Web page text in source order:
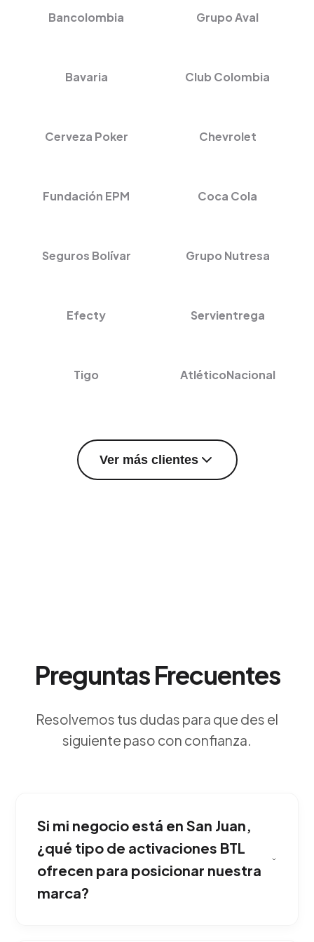
Bancolombia Grupo Aval
Bavaria Club Colombia
Cerveza Poker Chevrolet
Fundación EPM Coca Cola
Seguros Bolívar Grupo Nutresa
Efecty Servientrega
Tigo AtléticoNacional
Ver más clientes
Preguntas Frecuentes
Resolvemos tus dudas para que des el
siguiente paso con confianza.
Si mi negocio está en San Juan,
¿qué tipo de activaciones BTL
ofrecen para posicionar nuestra
marca?